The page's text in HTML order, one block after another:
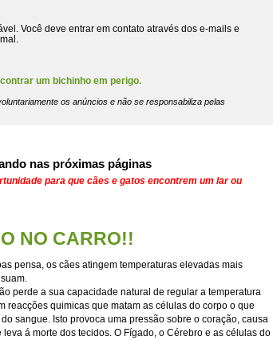
Você deve entrar em contato através dos e-mails e
um bichinho em perigo.
os anúncios e não se responsabiliza pelas
nas próximas páginas
para que cães e gatos encontrem um lar ou
NO CARRO!!
pensa, os cães atingem temperaturas elevadas mais
perde a sua capacidade natural de regular a temperatura
reacções quimicas que matam as células do corpo o que
sangue. Isto provoca uma pressão sobre o coração, causa
á morte dos tecidos. O Fígado, o Cérebro e as células do